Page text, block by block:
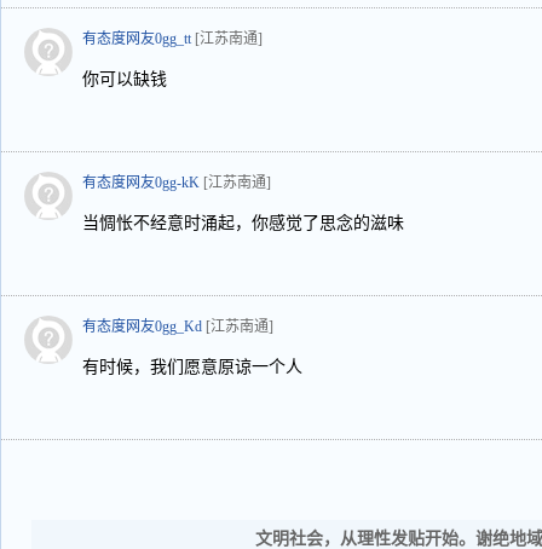
有态度网友0gg_tt [江苏南通]
你可以缺钱
有态度网友0gg-kK [江苏南通]
当惆怅不经意时涌起，你感觉了思念的滋味
有态度网友0gg_Kd [江苏南通]
有时候，我们愿意原谅一个人
文明社会，从理性发贴开始。谢绝地